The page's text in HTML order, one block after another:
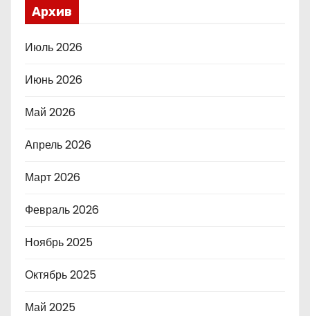
Архив
Июль 2026
Июнь 2026
Май 2026
Апрель 2026
Март 2026
Февраль 2026
Ноябрь 2025
Октябрь 2025
Май 2025